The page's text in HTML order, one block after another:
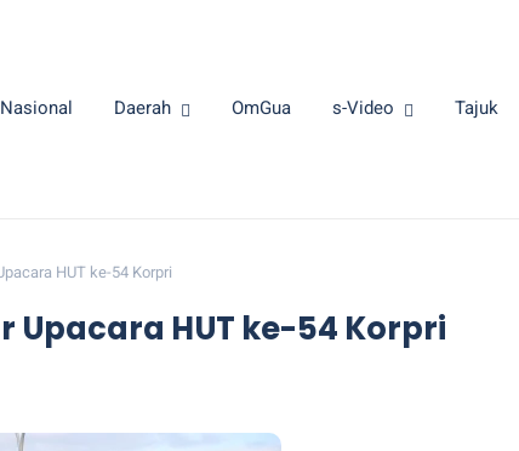
Nasional Daerah OmGua s-Video Tajuk
HUT ke-54 Korpri
Upacara HUT ke-54 Korpri